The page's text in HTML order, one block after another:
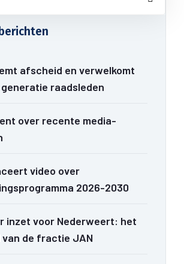
afscheid en verwelkomt
raadsleden
over recente media-
video over
2026-2030
inzet voor Nederweert: het
van de fractie JAN